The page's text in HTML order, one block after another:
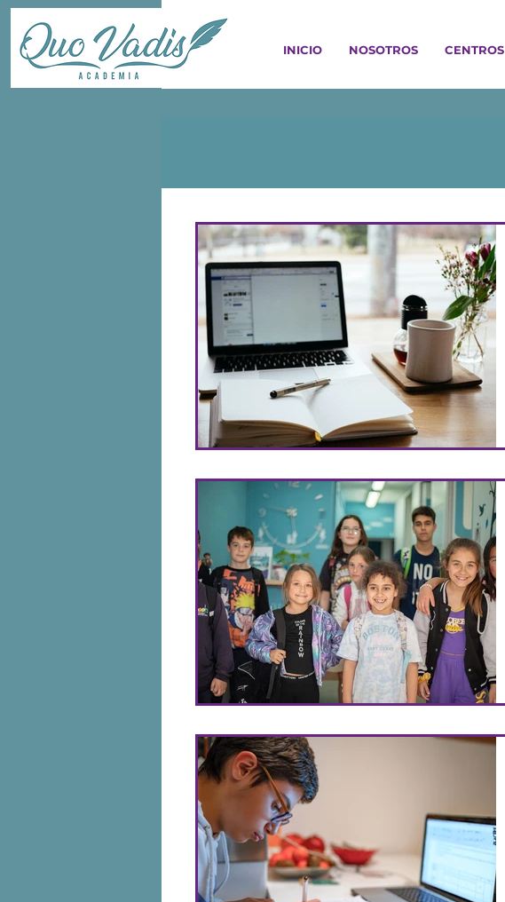
INICIO NOSOTROS CENTROS